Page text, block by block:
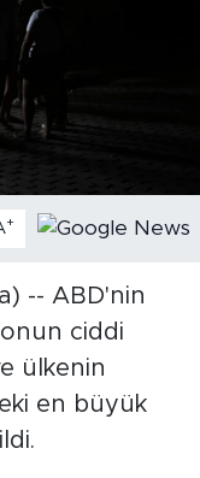
+
-- ABD'nin
ciddi
ülkenin
en büyük